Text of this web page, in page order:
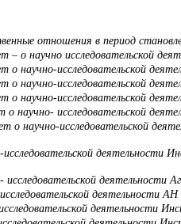
отношения в период
– о научно исследовательской
о научно-исследовательской
научно-исследовательской
научно-исследовательской
научно- исследовательской
о научно-исследовательской
деятельности
деятельности
деятельности
деятельности